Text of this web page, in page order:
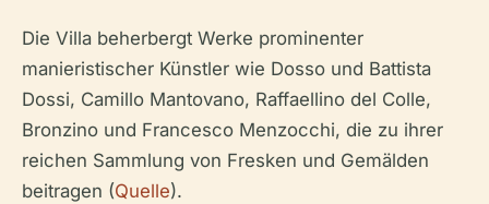
Die Villa beherbergt Werke prominenter
manieristischer Künstler wie Dosso und Battista
Dossi, Camillo Mantovano, Raffaellino del Colle,
Bronzino und Francesco Menzocchi, die zu ihrer
reichen Sammlung von Fresken und Gemälden
beitragen (Quelle).